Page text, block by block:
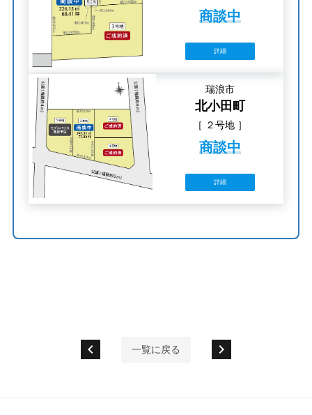
商談中
詳細
瑞浪市
北小田町
［ ２号地 ］
商談中
詳細
chevron_left 一覧に戻る chevron_right